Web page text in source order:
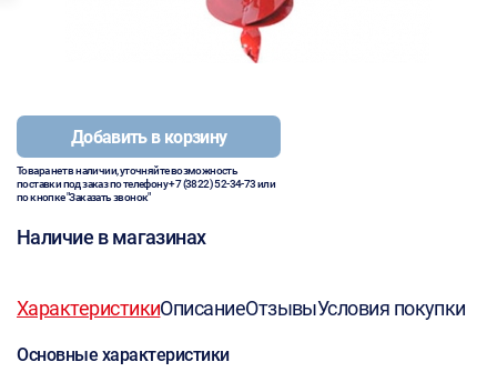
Добавить в корзину
Товара нет в наличии, уточняйте возможность
поставки под заказ по телефону+7 (3822) 52-34-73или
по кнопке "Заказать звонок"
Наличие в магазинах
ХарактеристикиОписаниеОтзывыУсловия покупки
Основные характеристики